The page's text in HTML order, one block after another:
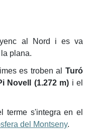
al Nord i es va
plana.
es troben alTuró
Novell (1.272 m) i el
terme s'integra en el
del Montseny.